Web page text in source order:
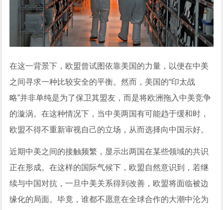
在这一背景下，欧盟曾试图依靠美国的力量，以便在中美
之间寻求一种比较安全的平衡。然而，美国的“印太战
略”并非单纯是为了保卫其盟友，而是将欧洲拖入中美竞争
的漩涡。在这种情况下，当中美两国有可能趋于缓和时，
欧盟不得不重新审视自己的立场，从而选择向中国示好。
近期中美之间的接触频繁，显示出两国在某些领域的共识
正在形成。在这样的国际气候下，欧盟自然意识到，若继
续与中国对抗，一旦中美关系得到改善，欧盟将面临被边
缘化的局面。毕竟，谁都不愿意在全球合作的大潮中沦为